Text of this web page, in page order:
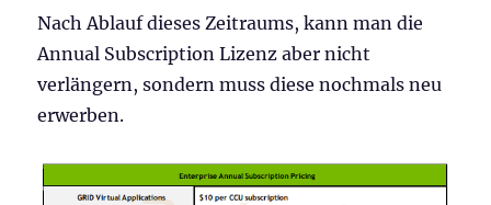
Nach Ablauf dieses Zeitraums, kann man die
Annual Subscription Lizenz aber nicht
verlängern, sondern muss diese nochmals neu
erwerben.